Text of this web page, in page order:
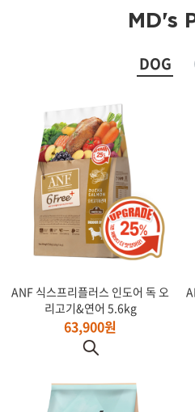
MD's
DOG
ANF 식스프리플러스 인도어 독 오
리고기&연어 5.6kg
63,900원